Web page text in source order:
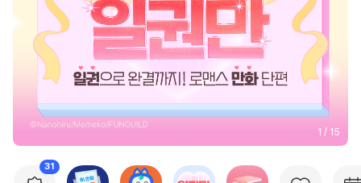
2 / 15
31